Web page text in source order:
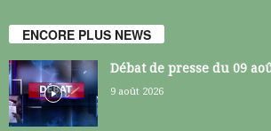
ENCORE PLUS NEWS
Débat de presse du 09
9 août 2026